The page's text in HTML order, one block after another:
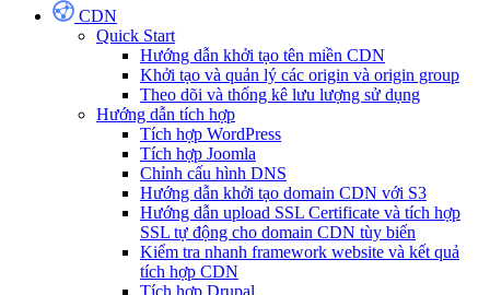
CDN
Quick Start
Hướng dẫn khởi tạo tên miền CDN
Khởi tạo và quản lý các origin và origin group
Theo dõi và thống kê lưu lượng sử dụng
Hướng dẫn tích hợp
Tích hợp WordPress
Tích hợp Joomla
Chỉnh cấu hình DNS
Hướng dẫn khởi tạo domain CDN với S3
Hướng dẫn upload SSL Certificate và tích hợp
SSL tự động cho domain CDN tùy biến
Kiểm tra nhanh framework website và kết quả
tích hợp CDN
Tích hợp Drupal